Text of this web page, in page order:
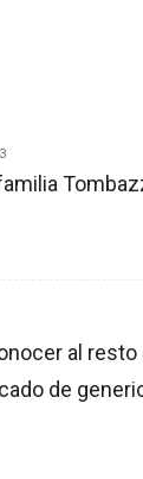
al resto
de